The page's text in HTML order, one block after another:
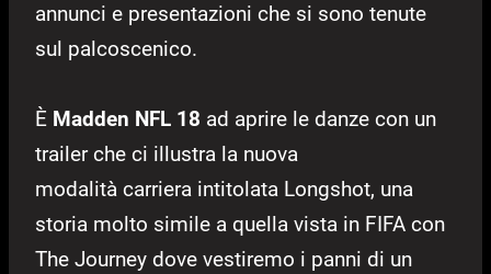
annunci e presentazioni che si sono tenute
sul palcoscenico.
È Madden NFL 18 ad aprire le danze con un
trailer che ci illustra la nuova
modalità carriera intitolata Longshot, una
storia molto simile a quella vista in FIFA con
The Journey dove vestiremo i panni di un